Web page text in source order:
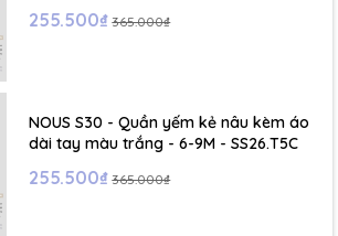
5Y) chiều cao: 114 - 122cm ~ cân nặng: 19
và Phụ kiện :
255.500₫ 365.000₫
NOUS S30 - Quần yếm kẻ nâu kèm áo
dài tay màu trắng - 6-9M - SS26.T5C
255.500₫ 365.000₫